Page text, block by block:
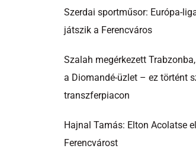
Szerdai sportműsor: Európa-
játszik a Ferencváros
Szalah megérkezett
a Diomandé-üzlet – ez történt
transzferpiacon
Hajnal Tamás: Elton Acolatse
Ferencvárost